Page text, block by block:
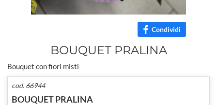
Condividi
BOUQUET PRALINA
Bouquet con fiori misti
cod. 66944
BOUQUET PRALINA